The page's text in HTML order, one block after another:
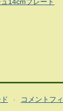
コメントフ